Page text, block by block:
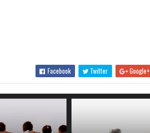
Facebook Twitter Google+